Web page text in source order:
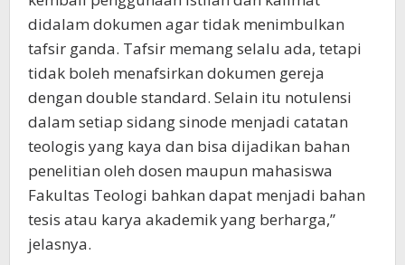
didalam dokumen agar tidak menimbulkan
tafsir ganda. Tafsir memang selalu ada, tetapi
tidak boleh menafsirkan dokumen gereja
dengan double standard. Selain itu notulensi
dalam setiap sidang sinode menjadi catatan
teologis yang kaya dan bisa dijadikan bahan
penelitian oleh dosen maupun mahasiswa
Fakultas Teologi bahkan dapat menjadi bahan
tesis atau karya akademik yang berharga,”
jelasnya.